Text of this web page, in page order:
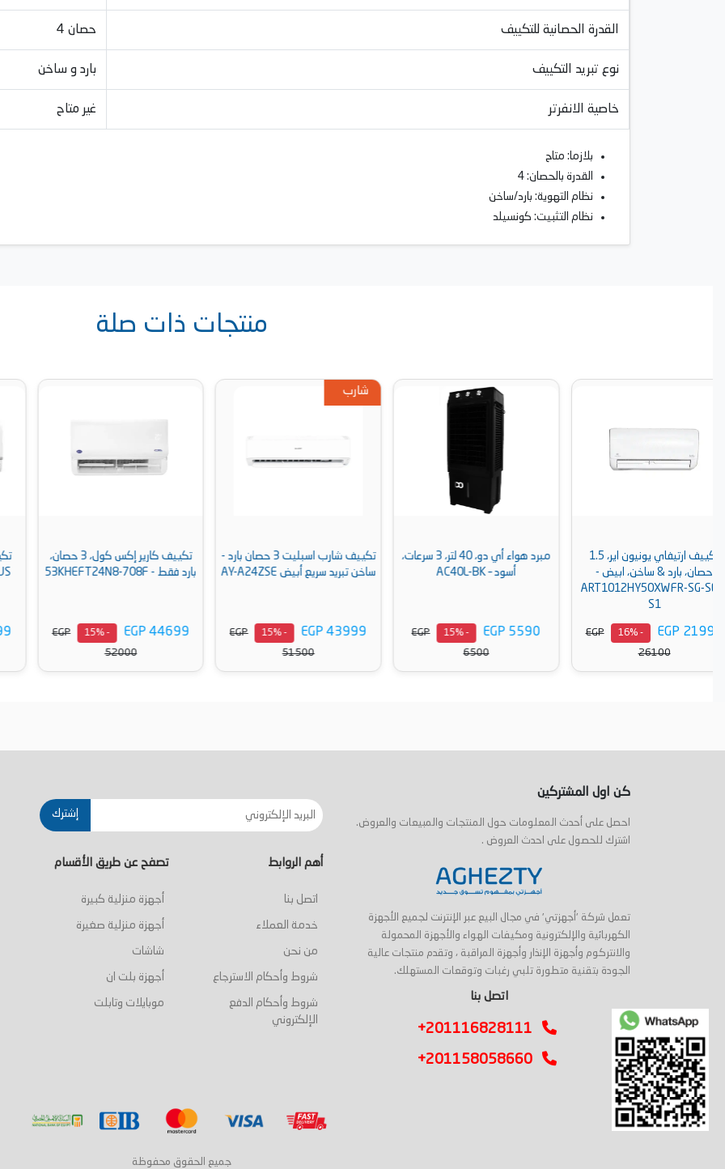
القدرة الحصانية للتكييف 4 حصان
نوع تبريد التكييف بارد و ساخن
خاصية الانفرتر غير متاح
بلازما: متاح
القدرة بالحصان: 4
نظام التهوية: بارد/ساخن
نظام التثبيت: كونسيلد
منتجات ذات صلة
مبرد هواء أي دو، 40 لتر، 3 سرعات،
أسود – AC40L-BK
EGP 5590
شارب
تكييف شارب اسبليت 3 حصان بارد -
ساخن تبريد سريع أبيض AY-A24ZSE
EGP 43999
- 15%
تكييف كارير إكس كول، 3 حصان،
بارد فقط - 53KHEFT24N8-708F
EGP 44699
- 15%
EGP 52999
- 15%
كن اول المشتركين
احصل على أحدث المعلومات حول المنتجات والمبيعات والعروض.
اشترك للحصول على احدث العروض .
إشترك
تعمل شركة 'أجهزتي' في مجال البيع عبر الإنترنت لجميع الأجهزة
الكهربائية والإلكترونية ومكيفات الهواء والأجهزة المحمولة
والانتركوم وأجهزة الإنذار وأجهزة المراقبة ، وتقدم منتجات عالية
الجودة بتقنية متطورة تلبي رغبات وتوقعات المستهلك.
اتصل بنا
+201116828111
+201158058660
أهم الروابط
اتصل بنا
خدمة العملاء
من نحن
شروط وأحكام الاسترجاع
شروط وأحكام الدفع
الإلكتروني
تصفح عن طريق الأقسام
أجهزة منزلية كبيرة
أجهزة منزلية صغيرة
شاشات
أجهزة بلت ان
موبايلات وتابلت
جميع الحقوق محفوظة